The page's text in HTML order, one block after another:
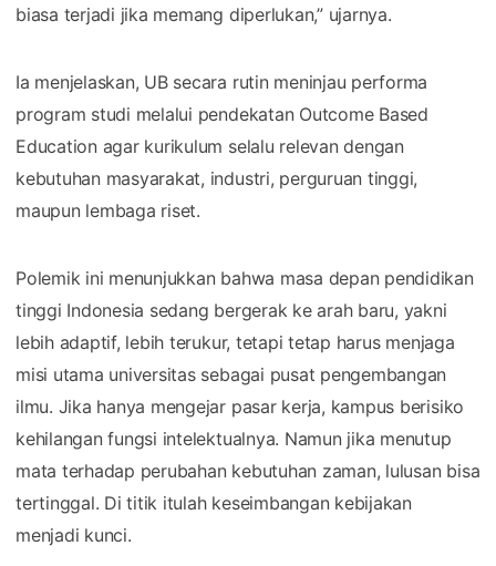
biasa terjadi jika memang diperlukan,” ujarnya.
Ia menjelaskan, UB secara rutin meninjau performa
program studi melalui pendekatan Outcome Based
Education agar kurikulum selalu relevan dengan
kebutuhan masyarakat, industri, perguruan tinggi,
maupun lembaga riset.
Polemik ini menunjukkan bahwa masa depan pendidikan
tinggi Indonesia sedang bergerak ke arah baru, yakni
lebih adaptif, lebih terukur, tetapi tetap harus menjaga
misi utama universitas sebagai pusat pengembangan
ilmu. Jika hanya mengejar pasar kerja, kampus berisiko
kehilangan fungsi intelektualnya. Namun jika menutup
mata terhadap perubahan kebutuhan zaman, lulusan bisa
tertinggal. Di titik itulah keseimbangan kebijakan
menjadi kunci.